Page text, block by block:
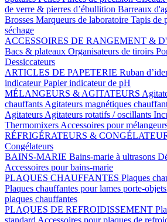
de verre & pierres d’ébullition Barreaux
Brosses Marqueurs de laboratoire Tapis de
séchage
ACCESSOIRES DE RANGEMENT &
Bacs & plateaux Organisateurs de tiroirs
Dessiccateurs
ARTICLES DE PAPETERIE Ruban
indicateurPapier indicateur de pH
MÉLANGEURS & AGITATEURS
chauffants Agitateurs magnétiques
Agitateurs Agitateurs rotatifs / oscillants
Thermomixers Accessoires pour
RÉFRIGÉRATEURS &
Congélateurs
BAINS-MARIE Bains-marie à ultrasons
Accessoires pour bains-marie
PLAQUES CHAUFFANTES Plaques
Plaques chauffantes pour lames porte-objets
plaques chauffantes
PLAQUES DE REFROIDISSEMENT